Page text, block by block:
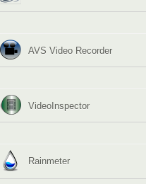
AVS Video Recorder
VideoInspector
Rainmeter